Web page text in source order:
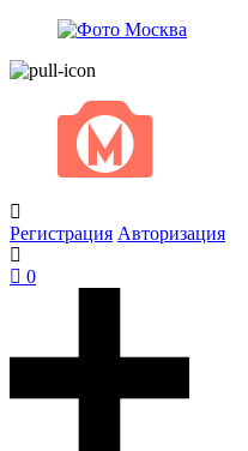
Регистрация Авторизация
0